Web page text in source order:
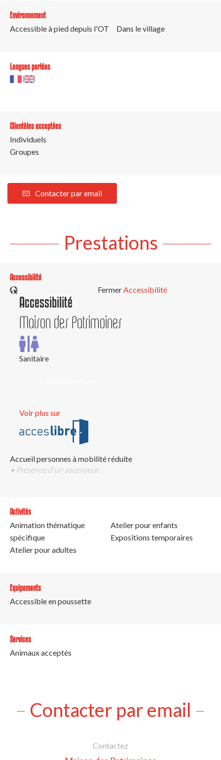
Environnement
Accessible à pied depuis l'OT
Dans le village
Langues parlées
Clientèles acceptées
Individuels
Groupes
Contacter par email
Prestations
Accessibilité
Fermer
Accessibilité
Maison des Patrimoines
Sanitaire
Voir plus sur
Accessibilité
Accueil personnes à mobilité réduite
• Présence d'un ascenseur.
Activités
Animation thématique
spécifique
Atelier pour adultes
Atelier pour enfants
Expositions temporaires
Equipements
Accessible en poussette
Services
Animaux acceptés
Contacter par email
Contactez